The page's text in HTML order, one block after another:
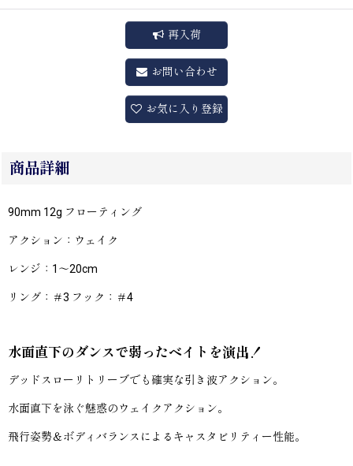
再入荷
お問い合わせ
お気に入り登録
商品詳細
90mm 12g フローティング
アクション：ウェイク
レンジ：1〜20cm
リング：＃3 フック：＃4
水面直下のダンスで弱ったベイトを演出！
デッドスローリトリーブでも確実な引き波アクション。
水面直下を泳ぐ魅惑のウェイクアクション。
飛行姿勢＆ボディバランスによるキャスタビリティー性能。